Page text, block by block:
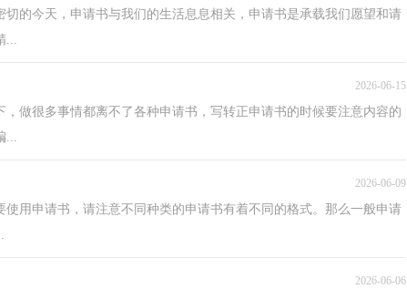
的今天，申请书与我们的生活息息相关，申请书是承载我们愿望和请
...
2026-06-15
做很多事情都离不了各种申请书，写转正申请书的时候要注意内容的
...
2026-06-09
用申请书，请注意不同种类的申请书有着不同的格式。那么一般申请
2026-06-06